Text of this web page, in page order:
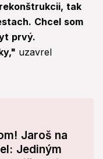
tak
Chcel som
prvý.
uzavrel
Jaroš na
Jediným